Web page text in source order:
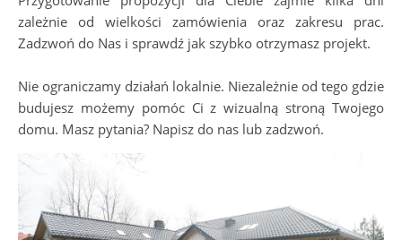
zależnie od wielkości zamówienia oraz zakresu prac.
Zadzwoń do Nas i sprawdź jak szybko otrzymasz projekt.
Nie ograniczamy działań lokalnie. Niezależnie od tego gdzie
budujesz możemy pomóc Ci z wizualną stroną Twojego
domu. Masz pytania? Napisz do nas lub zadzwoń.